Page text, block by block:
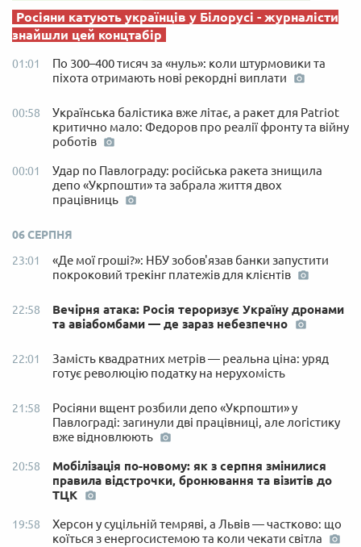
Росіяни катують українців у Білорусі - журналісти
знайшли цей концтабір
01:01
По 300–400 тисяч за «нуль»: коли штурмовики та
піхота отримають нові рекордні виплати
00:58
Українська балістика вже літає, а ракет для Patriot
критично мало: Федоров про реалії фронту та війну
роботів
00:01
Удар по Павлограду: російська ракета знищила
депо «Укрпошти» та забрала життя двох
працівниць
06 СЕРПНЯ
23:01
«Де мої гроші?»: НБУ зобов'язав банки запустити
покроковий трекінг платежів для клієнтів
22:58
Вечірня атака: Росія тероризує Україну дронами
та авіабомбами — де зараз небезпечно
22:01
Замість квадратних метрів — реальна ціна: уряд
готує революцію податку на нерухомість
21:58
Росіяни вщент розбили депо «Укрпошти» у
Павлограді: загинули дві працівниці, але логістику
вже відновлюють
20:58
Мобілізація по-новому: як з серпня змінилися
правила відстрочки, бронювання та візитів до
ТЦК
19:58
Херсон у суцільній темряві, а Львів — частково: що
коїться з енергосистемою та коли чекати світла